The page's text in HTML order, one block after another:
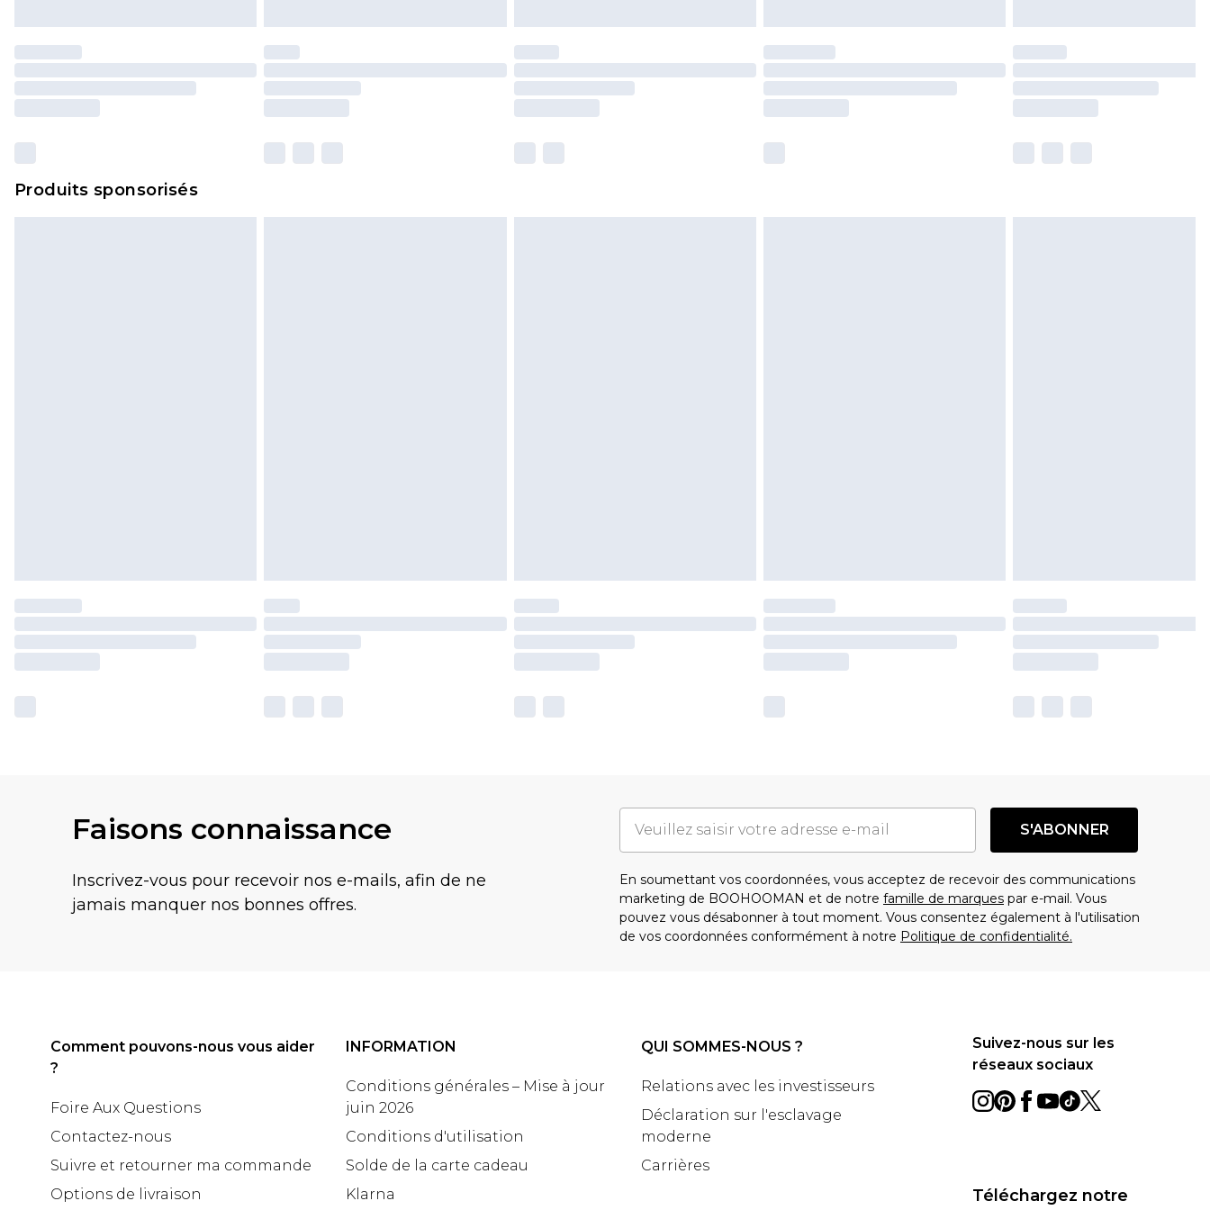
Produits sponsorisés
Faisons connaissance
Inscrivez-vous pour recevoir nos e-mails, afin de ne
jamais manquer nos bonnes offres.
S'ABONNER
En soumettant vos coordonnées, vous acceptez de recevoir des communications
marketing de BOOHOOMAN et de notre famille de marques par e-mail. Vous
pouvez vous désabonner à tout moment. Vous consentez également à l'utilisation
de vos coordonnées conformément à notre Politique de confidentialité.
Comment pouvons-nous vous aider
?
Foire Aux Questions
Contactez-nous
Suivre et retourner ma commande
Options de livraison
INFORMATION
Conditions générales – Mise à jour
juin 2026
Conditions d'utilisation
Solde de la carte cadeau
Klarna
QUI SOMMES-NOUS ?
Relations avec les investisseurs
Déclaration sur l'esclavage
moderne
Carrières
Suivez-nous sur les
réseaux sociaux
Téléchargez notre